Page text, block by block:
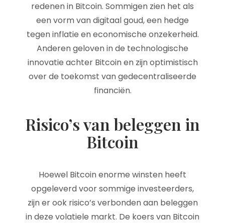
redenen in Bitcoin. Sommigen zien het als
een vorm van digitaal goud, een hedge
tegen inflatie en economische onzekerheid.
Anderen geloven in de technologische
innovatie achter Bitcoin en zijn optimistisch
over de toekomst van gedecentraliseerde
financiën.
Risico’s van beleggen in
Bitcoin
Hoewel Bitcoin enorme winsten heeft
opgeleverd voor sommige investeerders,
zijn er ook risico’s verbonden aan beleggen
in deze volatiele markt. De koers van Bitcoin